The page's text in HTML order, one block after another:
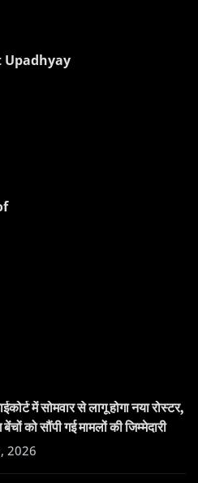
में सोमवार से लागू होगा नया रोस्टर,
को सौंपी गई मामलों की जिम्मेदारी
2026